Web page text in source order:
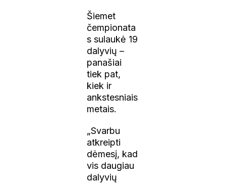
Šiemet
čempionata
s sulaukė 19
dalyvių –
panašiai
tiek pat,
kiek ir
ankstesniais
metais.
„Svarbu
atkreipti
dėmesį, kad
vis daugiau
dalyvių